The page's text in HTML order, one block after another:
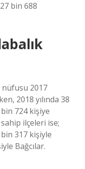
bin 688
nüfusu 2017
2018 yılında 38
724 kişiye
ilçeleri ise;
317 kişiyle
Bağcılar.